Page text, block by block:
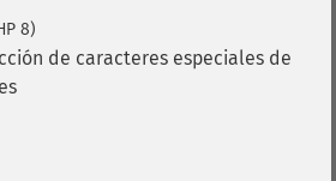
8)
de caracteres especiales de